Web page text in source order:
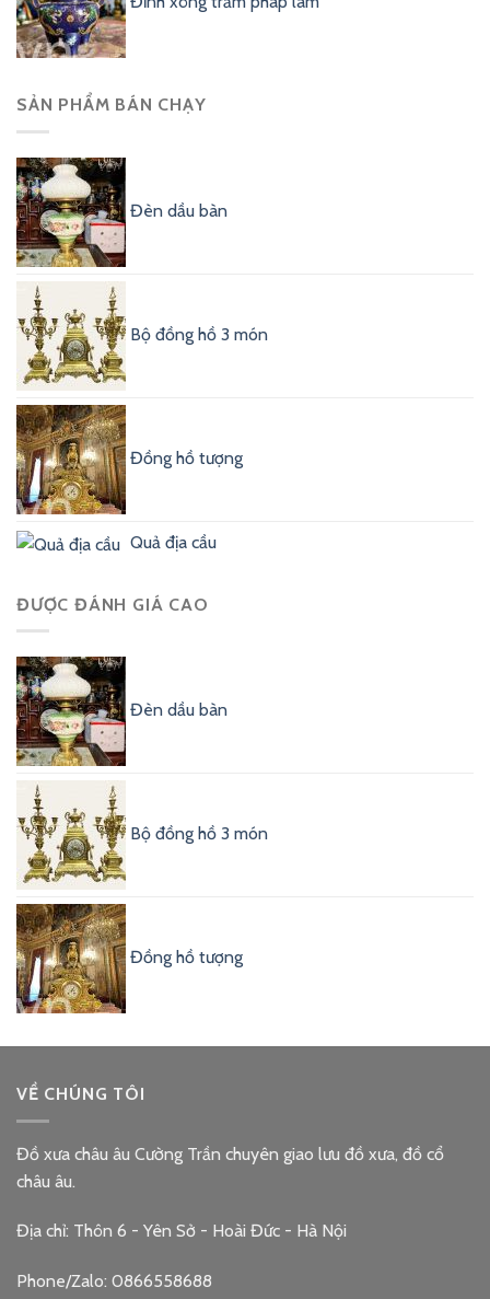
SẢN PHẨM BÁN CHẠY
Đèn dầu bàn
Bộ đồng hồ 3 món
Đồng hồ tượng
Quả địa cầu
ĐƯỢC ĐÁNH GIÁ CAO
Đèn dầu bàn
Bộ đồng hồ 3 món
Đồng hồ tượng
VỀ CHÚNG TÔI
Đồ xưa châu âu Cường Trần chuyên giao lưu đồ xưa, đồ cổ
châu âu.
Địa chỉ: Thôn 6 - Yên Sở - Hoài Đức - Hà Nội
Phone/Zalo: 0866558688